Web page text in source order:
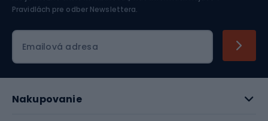
Pravidlách pre odber Newslettera.
Emailová adresa
Nakupovanie